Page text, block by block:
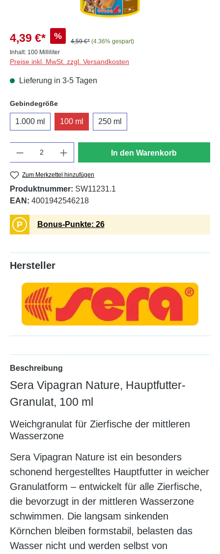
4,39 €* %
4,59 €* (4.36% gespart)
Inhalt: 100 Milliliter
Preise inkl. MwSt. zzgl. Versandkosten
Lieferung in 3-5 Tagen
Gebindegrößeauswählen
1.000 ml 100 ml 250 ml
In den Warenkorb
Zum Merkzettel hinzufügen
Produktnummer: SW11231.1
EAN: 4001942546218
P Bonus-Punkte: 26
Hersteller
Beschreibung
Sera Vipagran Nature, Hauptfutter-
Granulat, 100 ml
Weichgranulat für Zierfische der mittleren
Wasserzone
Sera Vipagran Nature ist ein besonders
schonend hergestelltes Hauptfutter in weicher
Granulatform – entwickelt für alle Zierfische,
die bevorzugt in der mittleren Wasserzone
schwimmen. Die langsam sinkenden
Körnchen bleiben formstabil, belasten das
Wasser nicht und werden selbst von